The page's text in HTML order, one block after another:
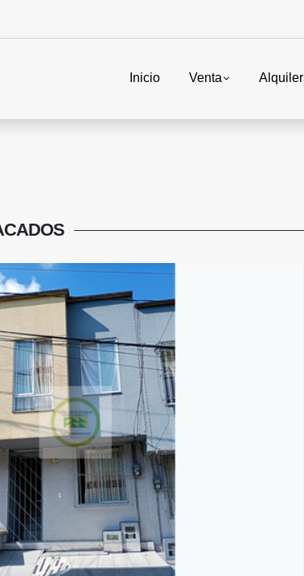
Inicio Venta Alquiler